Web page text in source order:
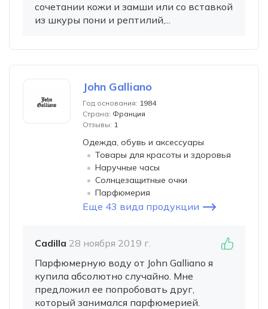
сочетании кожи и замши или со вставкой
из шкуры пони и рептилий,...
John Galliano
Год основания: 1984
Страна: Франция
Отзывы: 1
Одежда, обувь и аксессуары
Товары для красоты и здоровья
Наручные часы
Солнцезащитные очки
Парфюмерия
Еще 43 вида продукции
Cadilla 28 ноября 2019 г.
Парфюмерную воду от John Galliano я
купила абсолютно случайно. Мне
предложил ее попробовать друг,
который занимался парфюмерией.